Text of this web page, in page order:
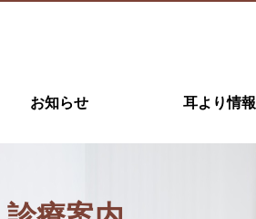
お知らせ 耳より情報